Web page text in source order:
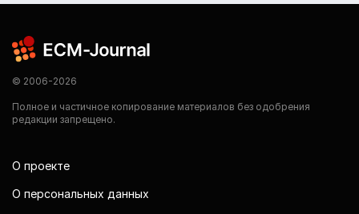
© 2006-2026
Полное и частичное копирование материалов без одобрения
редакции запрещено.
О проекте
О персональных данных